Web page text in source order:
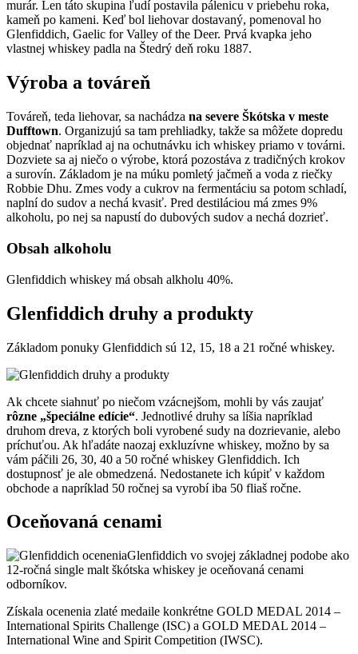
murár. Len táto skupina ľudí postavila pálenicu v priebehu roka,
kameň po kameni. Keď bol liehovar dostavaný, pomenoval ho
Glenfiddich, Gaelic for Valley of the Deer. Prvá kvapka jeho
vlastnej whiskey padla na Štedrý deň roku 1887.
Výroba a továreň
Továreň, teda liehovar, sa nachádza na severe Škótska v meste
Dufftown. Organizujú sa tam prehliadky, takže sa môžete dopredu
objednať napríklad aj na ochutnávku ich whiskey priamo v továrni.
Dozviete sa aj niečo o výrobe, ktorá pozostáva z tradičných krokov
a surovín. Základom je na múku pomletý jačmeň a voda z riečky
Robbie Dhu. Zmes vody a cukrov na fermentáciu sa potom schladí,
naplní do sudov a nechá kvasiť. Pred destiláciou má zmes 9%
alkoholu, po nej sa napustí do dubových sudov a nechá dozrieť.
Obsah alkoholu
Glenfiddich whiskey má obsah alkholu 40%.
Glenfiddich druhy a produkty
Základom ponuky Glenfiddich sú 12, 15, 18 a 21 ročné whiskey.
Ak chcete siahnuť po niečom vzácnejšom, mohli by vás zaujať
rôzne „špeciálne edície“. Jednotlivé druhy sa líšia napríklad
druhom dreva, z ktorých boli vyrobené sudy na dozrievanie, alebo
príchuťou. Ak hľadáte naozaj exkluzívne whiskey, možno by sa
vám páčili 26, 30, 40 a 50 ročné whiskey Glenfiddich. Ich
dostupnosť je ale obmedzená. Nedostanete ich kúpiť v každom
obchode a napríklad 50 ročnej sa vyrobí iba 50 fliaš ročne.
Oceňovaná cenami
Glenfiddich vo svojej základnej podobe ako
12-ročná single malt škótska whiskey je oceňovaná cenami
odborníkov.
Získala ocenenia zlaté medaile konkrétne GOLD MEDAL 2014 –
International Spirits Challenge (ISC) a GOLD MEDAL 2014 –
International Wine and Spirit Competition (IWSC).